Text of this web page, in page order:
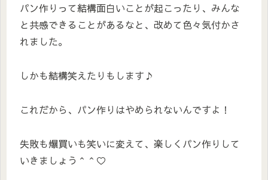
パン作りって結構面白いことが起こったり、みんな
と共感できることがあるなと、改めて色々気付かさ
れました。
しかも結構笑えたりもします♪
これだから、パン作りはやめられないんですよ！
失敗も爆買いも笑いに変えて、楽しくパン作りして
いきましょう＾＾♡